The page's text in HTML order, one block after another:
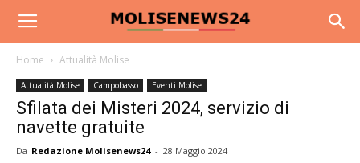
Home Attualità Molise
Attualità Molise Campobasso Eventi Molise
Sfilata dei Misteri 2024, servizio di
navette gratuite
Da Redazione Molisenews24 - 28 Maggio 2024